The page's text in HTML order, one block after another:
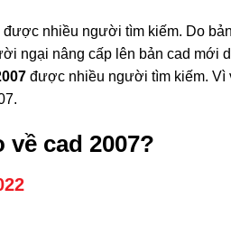
nhiều người tìm kiếm. Do
ngại nâng cấp lên bản cad mới
được nhiều người tìm kiếm. Vì
cad 2007?